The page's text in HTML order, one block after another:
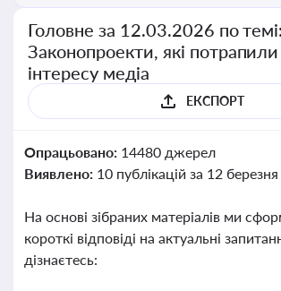
Головне за 12.03.2026 по темі:
Законопроекти, які
інтересу медіа
ЕКСПОРТ
Опрацьовано: 14480 джерел
Виявлено: 10 публікацій за 12 березня
На основі зібраних матеріалів ми
короткі відповіді на актуальні
дізнаєтесь: